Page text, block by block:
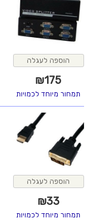
הוספה לעגלה
₪175
תמחור מיוחד לכמויות
הוספה לעגלה
₪33
תמחור מיוחד לכמויות